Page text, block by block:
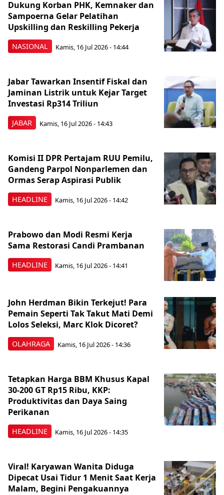
NASIONAL
Dukung Korban PHK, Kemnaker dan
Sampoerna Gelar Pelatihan
Upskilling dan Reskilling Pekerja
Kamis, 16 Jul 2026 - 14:44
JABAR
Jabar Tawarkan Insentif Fiskal dan
Jaminan Listrik untuk Kejar Target
Investasi Rp314 Triliun
Kamis, 16 Jul 2026 - 14:43
HEADLINE
Komisi II DPR Pertajam RUU Pemilu,
Gandeng Parpol Nonparlemen dan
Ormas Serap Aspirasi Publik
Kamis, 16 Jul 2026 - 14:42
HEADLINE
Prabowo dan Modi Resmi Kerja
Sama Restorasi Candi Prambanan
Kamis, 16 Jul 2026 - 14:41
OLAHRAGA
John Herdman Bikin Terkejut! Para
Pemain Seperti Tak Takut Mati Demi
Lolos Seleksi, Marc Klok Dicoret?
Kamis, 16 Jul 2026 - 14:36
HEADLINE
Tetapkan Harga BBM Khusus Kapal
30-200 GT Rp15 Ribu, KKP:
Produktivitas dan Daya Saing
Perikanan
Kamis, 16 Jul 2026 - 14:35
Viral! Karyawan Wanita Diduga
Dipecat Usai Tidur 1 Menit Saat Kerja
Malam, Begini Pengakuannya